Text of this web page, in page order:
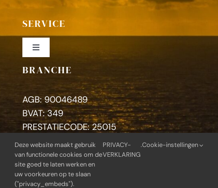
SERVICE
Toggle
Colofon
Privacybeleid
BRANCHE
AGB: 90046489
BVAT: 349
PRESTATIECODE: 25015
Zoeken
naar:
Deze website maakt gebruik
van functionele cookies om de
site goed te laten werken en
uw voorkeuren op te slaan
("privacy_embeds").
PRIVACY-
VERKLARING
.Cookie-instellingen